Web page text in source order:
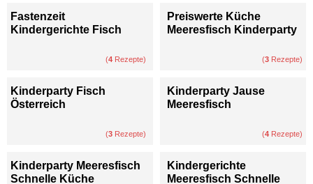
Fastenzeit
Kindergerichte Fisch
(4 Rezepte)
Preiswerte Küche
Meeresfisch Kinderparty
(3 Rezepte)
Kinderparty Fisch
Österreich
(3 Rezepte)
Kinderparty Jause
Meeresfisch
(4 Rezepte)
Kinderparty Meeresfisch
Schnelle Küche
Kindergerichte
Meeresfisch Schnelle